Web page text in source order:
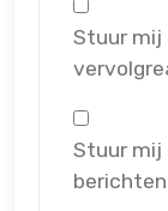
Stuur mij
Stuur mij